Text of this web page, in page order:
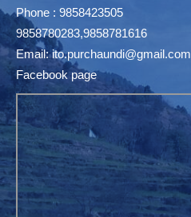
Phone : 9858423505
9858780283,9858781616
Email:ito.purchaundi@gmail.com
Facebook page